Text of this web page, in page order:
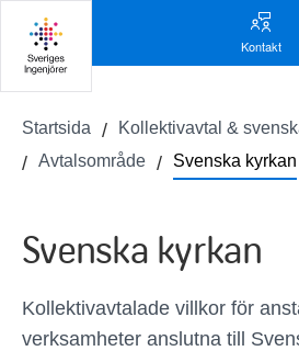
Kontakt
Startsida
Kollektivavtal &
Avtalsområde
Svenska kyrkan
Svenska kyrkan
Kollektivavtalade villkor för
verksamheter anslutna till